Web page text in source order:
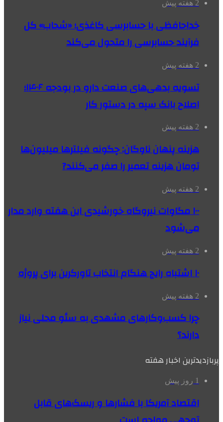
2 هفته پیش
خداحافظی با حسابرسی کاغذی؛ «شحاب» کل
فرآیند حسابرسی را متحول می‌کند
2 هفته پیش
تسویه بدهی‌های صنعت دارو در بودجه ۱۴۰۶؛
اصلاح بانک سپه در دستور کار
2 هفته پیش
هزینه پنهان ناوگان: چگونه فیلترها میلیون‌ها
تومان هزینه تعمیر را صفر می‌کنند?
2 هفته پیش
۱۰۰ مگاوات نیروگاه‌ خورشیدی این هفته وارد مدار
می‌شود
2 هفته پیش
۱۰ اشتباه رایج هنگام انتخاب تاورکرین برای پروژه
2 هفته پیش
چرا کسب‌وکارهای مشهدی به سئو محلی نیاز
دارند؟
پربازدیدترین اخبار هفته
1 روز پیش
اقتصاد آمریکا با فشارها و ریسک‌های قابل